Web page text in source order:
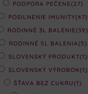
PODPORA PEČENE(27)
POSILNENIE IMUNITY(47)
RODINNÉ 3L BALENIE(39)
RODINNÉ 5L BALENIA(5)
SLOVENSKÝ PRODUKT(1)
SLOVENSKÝ VÝROBOK(1)
ŠŤAVA BEZ CUKRU(1)